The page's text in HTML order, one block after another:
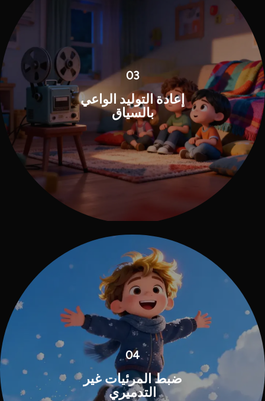
03
إعادة التوليد الواعي
بالسياق
04
ضبط المرئيات غير
التدميري